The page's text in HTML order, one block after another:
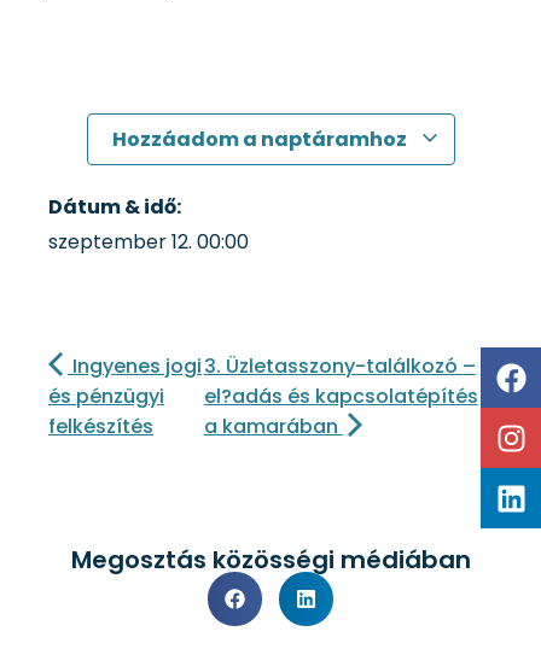
Hozzáadom a naptáramhoz
Dátum & idő:
szeptember 12. 00:00
Ingyenes jogi
és pénzügyi
felkészítés
3. Üzletasszony-találkozó –
el?adás és kapcsolatépítés
a kamarában
Megosztás közösségi médiában